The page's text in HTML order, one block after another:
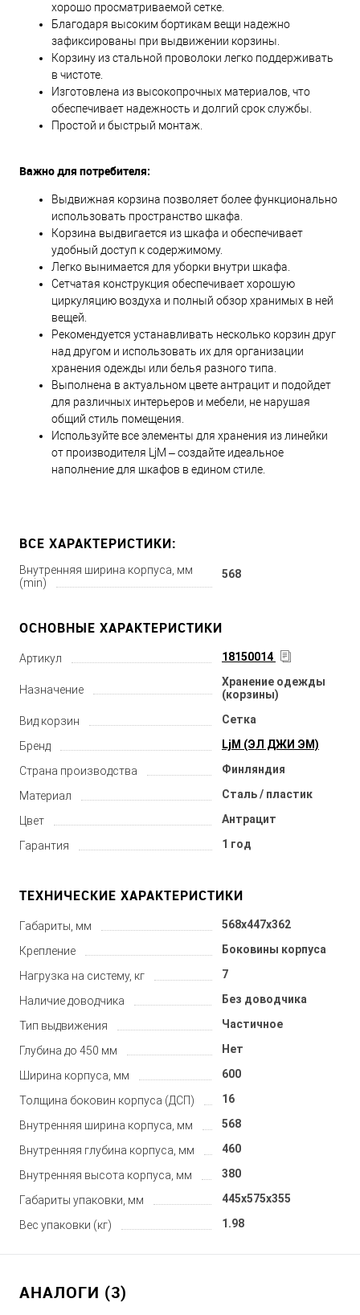
хорошо просматриваемой сетке.
Благодаря высоким бортикам вещи надежно
зафиксированы при выдвижении корзины.
Корзину из стальной проволоки легко поддерживать
в чистоте.
Изготовлена из высокопрочных материалов, что
обеспечивает надежность и долгий срок службы.
Простой и быстрый монтаж.
Важно для потребителя:
Выдвижная корзина позволяет более функционально
использовать пространство шкафа.
Корзина выдвигается из шкафа и обеспечивает
удобный доступ к содержимому.
Легко вынимается для уборки внутри шкафа.
Сетчатая конструкция обеспечивает хорошую
циркуляцию воздуха и полный обзор хранимых в ней
вещей.
Рекомендуется устанавливать несколько корзин друг
над другом и использовать их для организации
хранения одежды или белья разного типа.
Выполнена в актуальном цвете антрацит и подойдет
для различных интерьеров и мебели, не нарушая
общий стиль помещения.
Используйте все элементы для хранения из линейки
от производителя LjM – создайте идеальное
наполнение для шкафов в едином стиле.
ВСЕ ХАРАКТЕРИСТИКИ:
Внутренняя ширина корпуса, мм
(min)
568
ОСНОВНЫЕ ХАРАКТЕРИСТИКИ
Артикул 18150014
Назначение
Хранение одежды
(корзины)
Вид корзин Сетка
Бренд LjM (ЭЛ ДЖИ ЭМ)
Страна производства Финляндия
Материал Сталь / пластик
Цвет Антрацит
Гарантия 1 год
ТЕХНИЧЕСКИЕ ХАРАКТЕРИСТИКИ
Габариты, мм 568x447x362
Крепление Боковины корпуса
Нагрузка на систему, кг 7
Наличие доводчика Без доводчика
Тип выдвижения Частичное
Глубина до 450 мм Нет
Ширина корпуса, мм 600
Толщина боковин корпуса (ДСП) 16
Внутренняя ширина корпуса, мм 568
Внутренняя глубина корпуса, мм 460
Внутренняя высота корпуса, мм 380
Габариты упаковки, мм 445x575x355
Вес упаковки (кг) 1.98
АНАЛОГИ (3)